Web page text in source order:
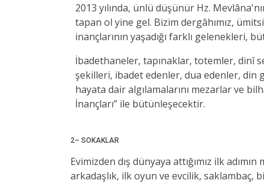
2013 yılında, ünlü düşünür Hz.
tapan ol yine gel. Bizim dergâhımız,
inançlarının yaşadığı farklı gelenekleri,
İbadethaneler, tapınaklar, totemler, dinî
şekilleri, ibadet edenler, dua edenler, din
hayata dair algılamalarını mezarlar ve
İnançları” ile bütünleşecektir.
2– SOKAKLAR
Evimizden dış dünyaya attığımız ilk
arkadaşlık, ilk oyun ve evcilik,